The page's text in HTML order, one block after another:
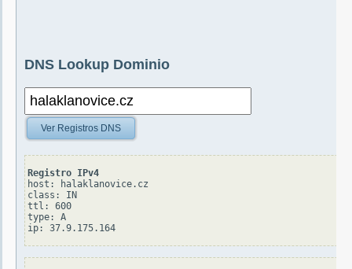
DNS Lookup Dominio
Ver Registros DNS
Registro IPv4
host: halaklanovice.cz
class: IN
ttl: 600
type: A